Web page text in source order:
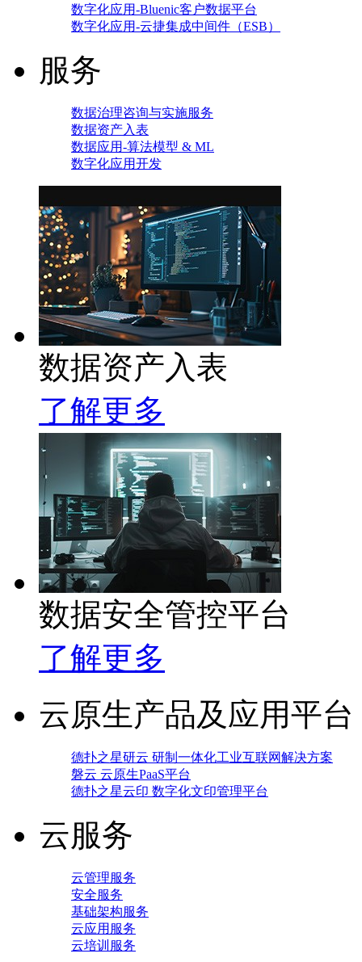
数字化应用-Bluenic客户数据平台
数字化应用-云捷集成中间件（ESB）
服务
数据治理咨询与实施服务
数据资产入表
数据应用-算法模型 & ML
数字化应用开发
数据资产入表
了解更多
数据安全管控平台
了解更多
云原生产品及应用平台
德扑之星研云 研制一体化工业互联网解决方案
磐云 云原生PaaS平台
德扑之星云印 数字化文印管理平台
云服务
云管理服务
安全服务
基础架构服务
云应用服务
云培训服务